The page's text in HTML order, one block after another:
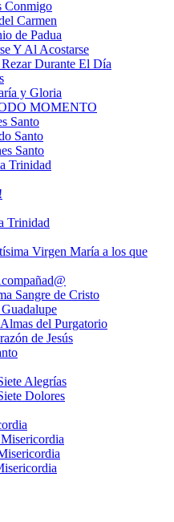
Conmigo
Carmen
de Padua
Y Al Acostarse
Durante El Día
y Gloria
MOMENTO
Santo
Santo
Santo
Trinidad
Trinidad
Virgen María a los que
Sangre de Cristo
del Purgatorio
de Jesús
Alegrías
Dolores